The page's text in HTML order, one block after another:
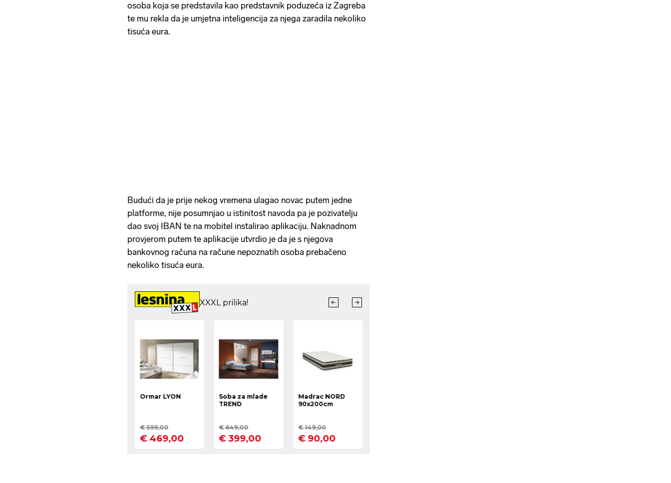
osoba koja se predstavila kao predstavnik poduzeća iz Zagreba
te mu rekla da je umjetna inteligencija za njega zaradila nekoliko
tisuća eura.
Budući da je prije nekog vremena ulagao novac putem jedne
platforme, nije posumnjao u istinitost navoda pa je pozivatelju
dao svoj IBAN te na mobitel instalirao aplikaciju. Naknadnom
provjerom putem te aplikacije utvrdio je da je s njegova
bankovnog računa na račune nepoznatih osoba prebačeno
nekoliko tisuća eura.